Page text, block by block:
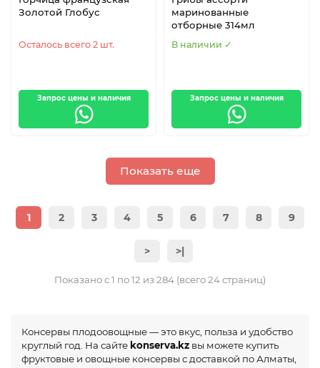
Папайя Рагу
Золотой Глобус
Осталось всего 2 шт.
Запрос цены и наличия
маринованные
отборные 314мл
В наличии ✓
Запрос цены и наличия
Показать еще
1 2 3 4 5 6 7 8 9
> >|
Показано с 1 по 12 из 284 (всего 24 страниц)
Консервы плодоовощные — это вкус, польза и удобство
круглый год. На сайте konserva.kz вы можете купить
фруктовые и овощные консервы с доставкой по Алматы,